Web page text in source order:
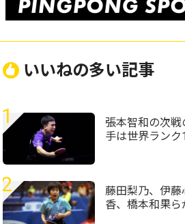
いいねの多い記事
1
張本智和の次戦
手は世界ランク
WTTチャンピオ
横浜2026＞
2
藤田梨乃、伊藤
香、橋本和果ら